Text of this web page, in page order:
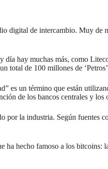
digital de intercambio. Muy
hay muchas más, como
de 100 millones de
es un término que están
de los bancos centrales y
por la industria. Según fuentes
ha hecho famoso a los